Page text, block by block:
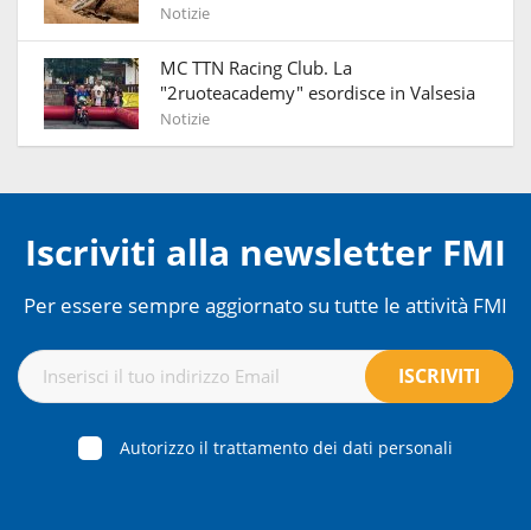
Notizie
MC TTN Racing Club. La
"2ruoteacademy" esordisce in Valsesia
Notizie
Iscriviti alla newsletter FMI
Per essere sempre aggiornato su tutte le attività FMI
Autorizzo il trattamento dei dati personali